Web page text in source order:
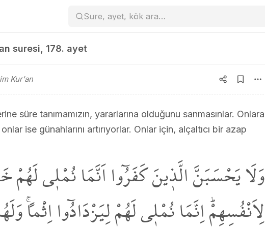
Sure, ayet, kök ara…
suresi 178. ayet
Kur'an
süre tanımamızın, yararlarına olduğunu sanmasınlar. Onlara
ise günahlarını artırıyorlar. Onlar için, alçaltıcı bir azap
وَلَا يَحْسَبَنَّ الَّذ۪ينَ كَفَرُٓوا اَنَّمَا نُمْل۪ي لَهُمْ
لِاَنْفُسِهِمْۜ اِنَّمَا نُمْل۪ي لَهُمْ لِيَزْدَادُٓوا اِثْماًۚ